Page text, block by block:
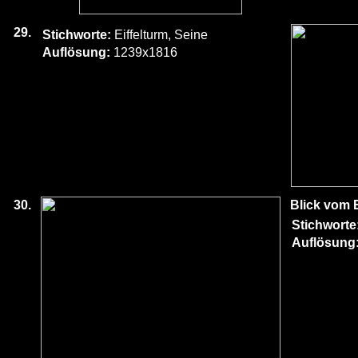
29. Stichworte: Eiffelturm, Seine
Auflösung: 1239x1816
30.
Blick vom